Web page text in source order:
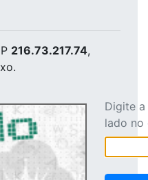
216.73.217.74,
Digite
lado no